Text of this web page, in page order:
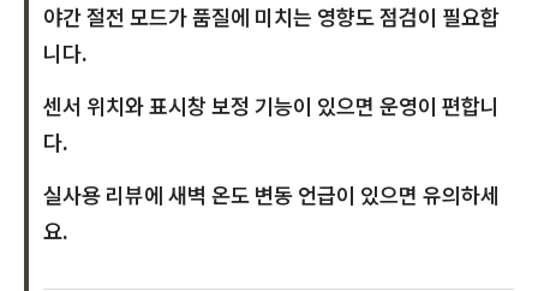
야간 절전 모드가 품질에 미치는 영향도 점검이 필요합
니다.
센서 위치와 표시창 보정 기능이 있으면 운영이 편합니
다.
실사용 리뷰에 새벽 온도 변동 언급이 있으면 유의하세
요.